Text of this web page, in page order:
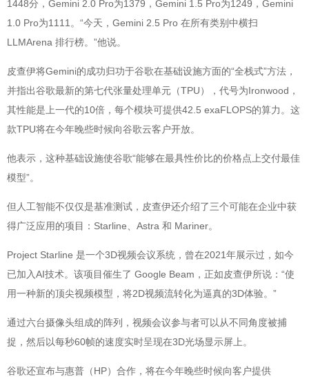
1448分，Gemini 2.0 Pro为1379，Gemini 1.5 Pro为1249，Gemini
1.0 Pro为1111。“今天，Gemini 2.5 Pro 在所有类别中横扫
LLMArena 排行榜。”他说。
皮查伊将Gemini的成功归功于谷歌在基础设施方面的“全栈式”方法，
并指出谷歌最新的第七代张量处理单元（TPU），代号为Ironwood，
其性能是上一代的10倍，每个模块可提供42.5 exaFLOPS的算力。这
款TPU将在今年晚些时候向谷歌云客户开放。
他表示，这种基础设施使谷歌“能够在最具性价比的价格点上交付最佳
模型”。
但人工智能不仅仅是基准测试，皮查伊还介绍了三个可能在企业中获
得广泛应用的项目：Starline、Astra 和 Mariner。
Project Starline 是一个3D视频会议系统，曾在2021年展示过，如今
已加入AI技术。该项目催生了 Google Beam，正如皮查伊所说：“使
用一种新的顶尖视频模型，将2D视频流转化为逼真的3D体验。”
通过六台摄像头组成的阵列，视频会议参与者可以从不同角度被捕
捉，然后以每秒60帧的速度实时呈现在3D光场显示屏上。
谷歌还宣布与惠普（HP）合作，将在今年晚些时候向客户提供